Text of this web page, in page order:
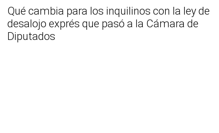
Qué cambia para los inquilinos con la ley de
desalojo exprés que pasó a la Cámara de
Diputados